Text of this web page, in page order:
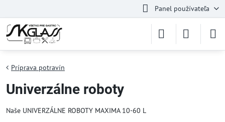
Panel používateľa
Príprava potravín
Univerzálne roboty
Naše UNIVERZÁLNE ROBOTY MAXIMA 10-60 L